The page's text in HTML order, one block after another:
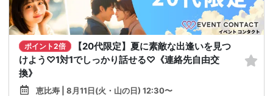
ポイント2倍
【20代限定】夏に素敵な出逢いを見つ
けよう♡1対1でしっかり話せる♡《連絡先自由交
換》
恵比寿 | 8月11日(火・山の日) 12:30〜